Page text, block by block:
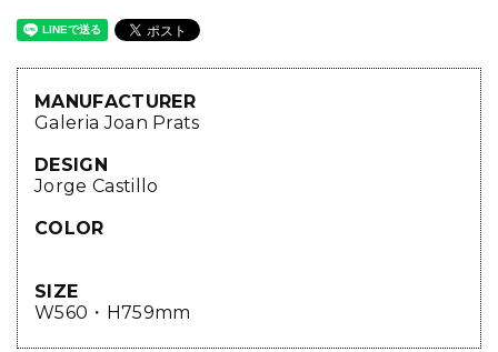
MANUFACTURER
Galeria Joan Prats
DESIGN
Jorge Castillo
COLOR
SIZE
W560・H759mm